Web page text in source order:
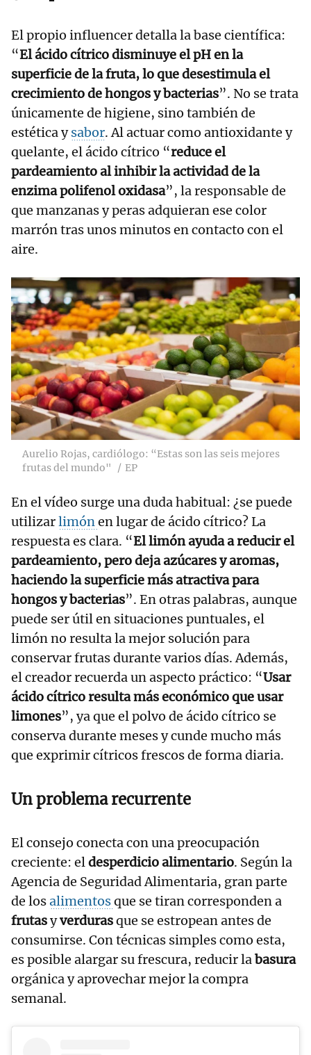
El propio influencer detalla la base científica:
“El ácido cítrico disminuye el pH en la
superficie de la fruta, lo que desestimula el
crecimiento de hongos y bacterias”. No se trata
únicamente de higiene, sino también de
estética ysabor. Al actuar como antioxidante y
quelante, el ácido cítrico “reduce el
pardeamiento al inhibir la actividad de la
enzima polifenol oxidasa”, la responsable de
que manzanas y peras adquieran ese color
marrón tras unos minutos en contacto con el
aire.
Aurelio Rojas, cardiólogo: “Estas son las seis mejores
frutas del mundo"
EP
En el vídeo surge una duda habitual: ¿se puede
utilizarlimónen lugar de ácido cítrico? La
respuesta es clara. “El limón ayuda a reducir el
pardeamiento, pero deja azúcares y aromas,
haciendo la superficie más atractiva para
hongos y bacterias”. En otras palabras, aunque
puede ser útil en situaciones puntuales, el
limón no resulta la mejor solución para
conservar frutas durante varios días. Además,
el creador recuerda un aspecto práctico: “Usar
ácido cítrico resulta más económico que usar
limones”, ya que el polvo de ácido cítrico se
conserva durante meses y cunde mucho más
que exprimir cítricos frescos de forma diaria.
Un problema recurrente
El consejo conecta con una preocupación
creciente: eldesperdicio alimentario. Según la
Agencia de Seguridad Alimentaria, gran parte
de losalimentosque se tiran corresponden a
frutasyverdurasque se estropean antes de
consumirse. Con técnicas simples como esta,
es posible alargar su frescura, reducir labasura
orgánica y aprovechar mejor la compra
semanal.